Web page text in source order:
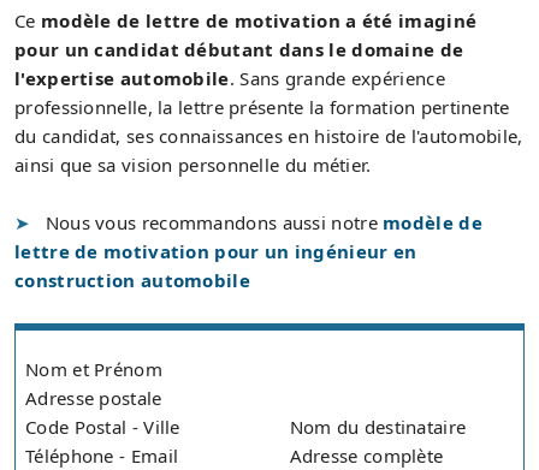
Ce modèle de lettre de motivation a été imaginé
pour un candidat débutant dans le domaine de
l'expertise automobile. Sans grande expérience
professionnelle, la lettre présente la formation pertinente
du candidat, ses connaissances en histoire de l'automobile,
ainsi que sa vision personnelle du métier.
Nous vous recommandons aussi notre modèle de
lettre de motivation pour un ingénieur en
construction automobile
Nom et Prénom
Adresse postale
Code Postal - Ville
Téléphone - Email
Nom du destinataire
Adresse complète